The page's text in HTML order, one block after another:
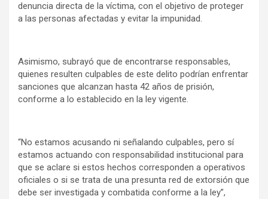
denuncia directa de la víctima, con el objetivo de proteger
a las personas afectadas y evitar la impunidad.
Asimismo, subrayó que de encontrarse responsables,
quienes resulten culpables de este delito podrían enfrentar
sanciones que alcanzan hasta 42 años de prisión,
conforme a lo establecido en la ley vigente.
“No estamos acusando ni señalando culpables, pero sí
estamos actuando con responsabilidad institucional para
que se aclare si estos hechos corresponden a operativos
oficiales o si se trata de una presunta red de extorsión que
debe ser investigada y combatida conforme a la ley”,